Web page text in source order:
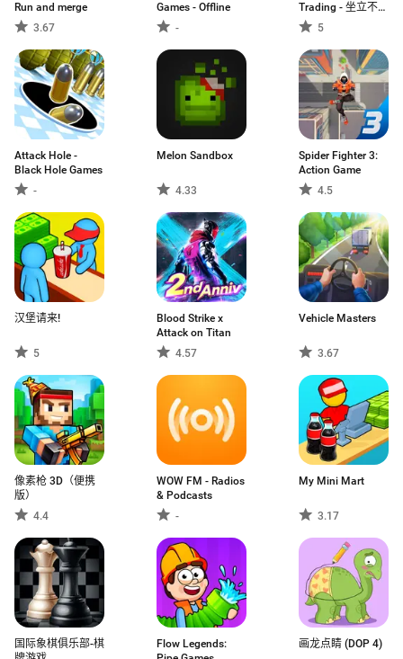
Run and merge
3.67
Games - Offline
-
Trading - 坐立不安
的交易
5
Attack Hole -
Black Hole Games
-
Melon Sandbox
4.33
Spider Fighter 3:
Action Game
4.5
汉堡请来!
5
Blood Strike x
Attack on Titan
4.57
Vehicle Masters
3.67
像素枪 3D（便携
版）
4.4
WOW FM - Radios
& Podcasts
-
My Mini Mart
3.17
国际象棋俱乐部-棋
Flow Legends:
画龙点睛 (DOP 4)